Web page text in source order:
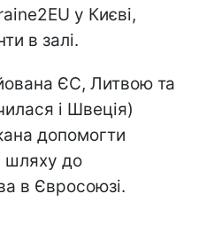
у Києві,
в залі.
ЄС, Литвою та
і Швеція)
допомогти
шляху до
в Євросоюзі.